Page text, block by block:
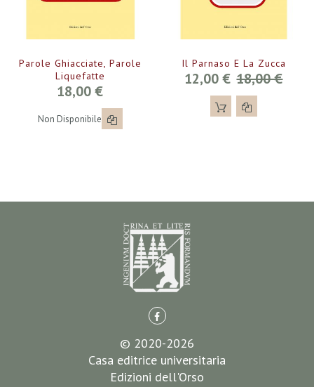
Parole Ghiacciate, Parole
Liquefatte
18,00 €
Non Disponibile
Il Parnaso E La Zucca
12,00 € 18,00 €
© 2020-2026
Casa editrice universitaria
Edizioni dell'Orso